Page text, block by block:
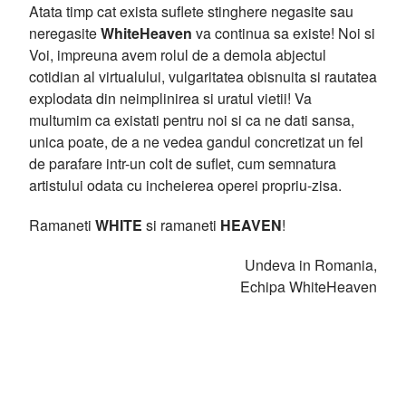
Atata timp cat exista suflete stinghere negasite sau
neregasiteWhiteHeaven va continua sa existe! Noi si
Voi, impreuna avem rolul de a demola abjectul
cotidian al virtualului, vulgaritatea obisnuita si rautatea
explodata din neimplinirea si uratul vietii! Va
multumim ca existati pentru noi si ca ne dati sansa,
unica poate, de a ne vedea gandul concretizat un fel
de parafare intr-un colt de suflet, cum semnatura
artistului odata cu incheierea operei propriu-zisa.
Ramaneti WHITE si ramaneti HEAVEN!
Undeva in Romania,
Echipa WhiteHeaven